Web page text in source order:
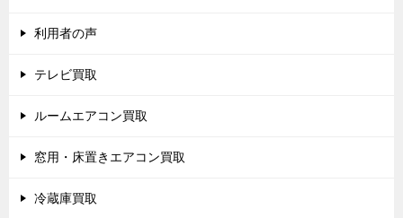
利用者の声
テレビ買取
ルームエアコン買取
窓用・床置きエアコン買取
冷蔵庫買取